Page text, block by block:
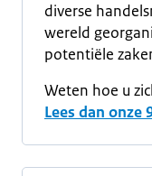
diverse
wereld
potentiële
Weten hoe u
Lees dan onze